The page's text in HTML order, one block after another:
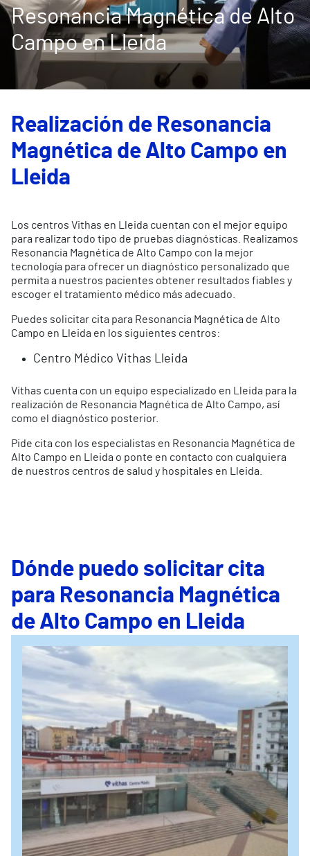
Resonancia Magnética de Alto
Campo en Lleida
Realización de Resonancia
Magnética de Alto Campo en
Lleida
Los centros Vithas en Lleida cuentan con el mejor equipo
para realizar todo tipo de pruebas diagnósticas. Realizamos
Resonancia Magnética de Alto Campo con la mejor
tecnología para ofrecer un diagnóstico personalizado que
permita a nuestros pacientes obtener resultados fiables y
escoger el tratamiento médico más adecuado.
Puedes solicitar cita para Resonancia Magnética de Alto
Campo en Lleida en los siguientes centros:
Centro Médico Vithas Lleida
Vithas cuenta con un equipo especializado en Lleida para la
realización de Resonancia Magnética de Alto Campo, así
como el diagnóstico posterior.
Pide cita con los especialistas en Resonancia Magnética de
Alto Campo en Lleida o ponte en contacto con cualquiera
de nuestros centros de salud y hospitales en Lleida.
Dónde puedo solicitar cita
para Resonancia Magnética
de Alto Campo en Lleida